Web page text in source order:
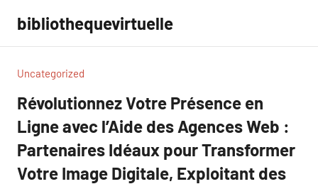
contenu
bibliothequevirtuelle
Uncategorized
Révolutionnez Votre Présence en
Ligne avec l’Aide des Agences Web :
Partenaires Idéaux pour Transformer
Votre Image Digitale, Exploitant des